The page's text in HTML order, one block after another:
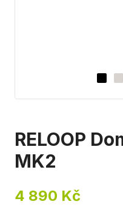
RELOOP
MK2
4 890 Kč